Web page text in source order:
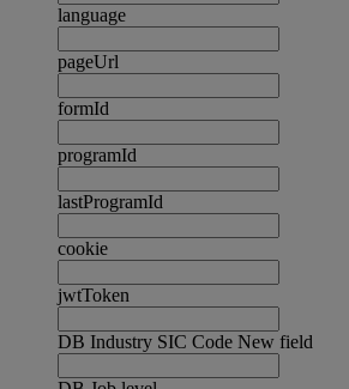
language
pageUrl
formId
programId
lastProgramId
cookie
jwtToken
DB Industry SIC Code New field